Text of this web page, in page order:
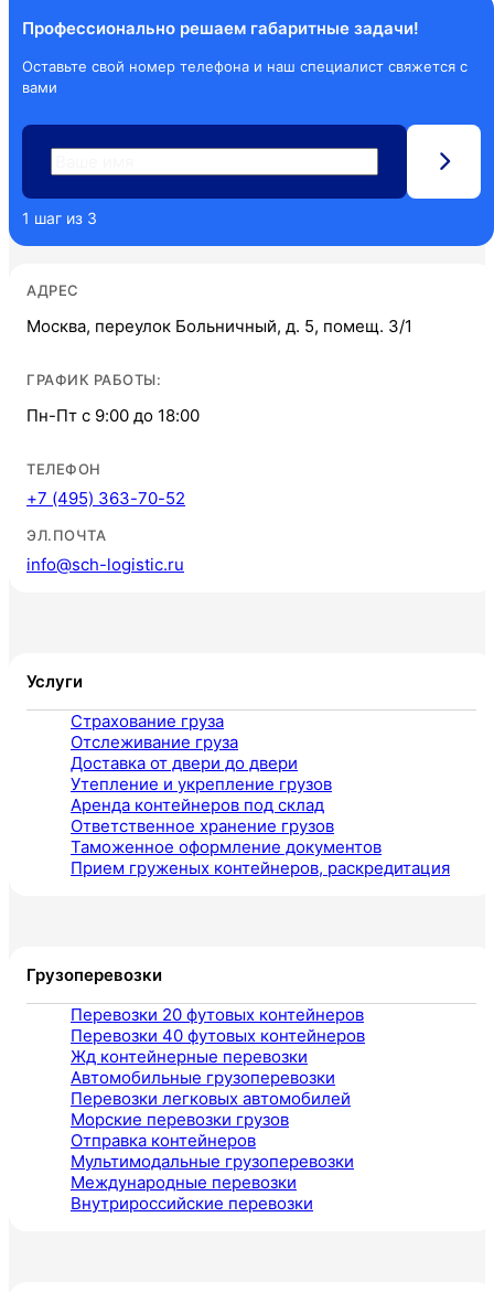
Услуги
Страхование груза
Отслеживание груза
Доставка от двери до двери
Утепление и укрепление грузов
Аренда контейнеров под склад
Ответственное хранение грузов
Таможенное оформление документов
Прием груженых контейнеров, раскредитация
Грузоперевозки
Перевозки 20 футовых контейнеров
Перевозки 40 футовых контейнеров
Жд контейнерные перевозки
Автомобильные грузоперевозки
Перевозки легковых автомобилей
Морские перевозки грузов
Отправка контейнеров
Мультимодальные грузоперевозки
Международные перевозки
Внутрироссийские перевозки
Профессионально решаем габаритные задачи!
Оставьте свой номер телефона и наш специалист свяжется с
вами
1 шаг из 3
АДРЕС
Москва, переулок Больничный, д. 5, помещ. 3/1
ГРАФИК РАБОТЫ:
Пн-Пт с 9:00 до 18:00
ТЕЛЕФОН
+7 (495) 363-70-52
ЭЛ.ПОЧТА
info@sch-logistic.ru